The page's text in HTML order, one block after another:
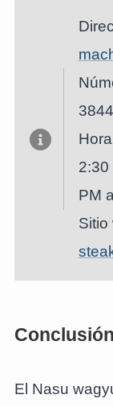
3844
2:30
PM
Sitio
Conclusión
El Nasu